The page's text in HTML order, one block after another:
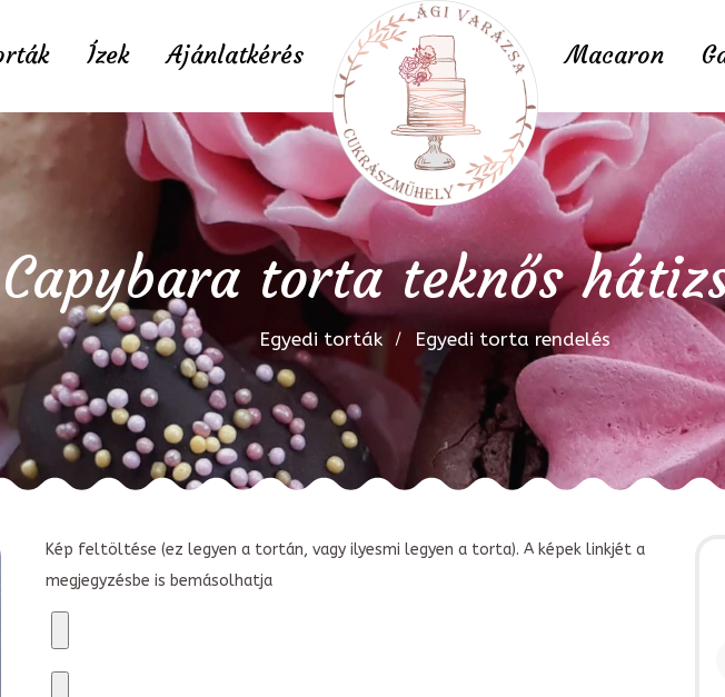
Ízek Ajánlatkérés Macaron
Capybara torta teknős
Egyedi torták Egyedi torta rendelés
Kép feltöltése (ez legyen a tortán, vagy ilyesmi legyen a torta). A képek linkjét a
megjegyzésbe is bemásolhatja